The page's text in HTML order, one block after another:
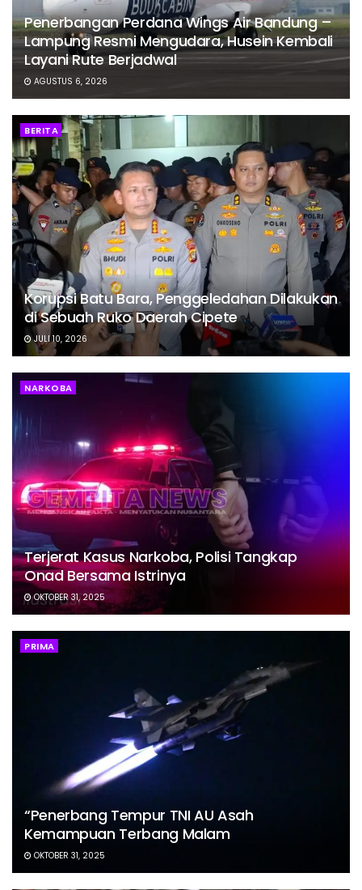
Penerbangan Perdana Wings Air Bandung –
Lampung Resmi Mengudara, Husein Kembali
Layani Rute Berjadwal
AGUSTUS 6, 2026
BERITA
Korupsi Batu Bara, Penggeledahan Dilakukan
di Sebuah Ruko Daerah Cipete
JULI 10, 2026
NARKOBA
Terjerat Kasus Narkoba, Polisi Tangkap
Onad Bersama Istrinya
OKTOBER 31, 2025
PRIMA
“Penerbang Tempur TNI AU Asah
Kemampuan Terbang Malam
OKTOBER 31, 2025